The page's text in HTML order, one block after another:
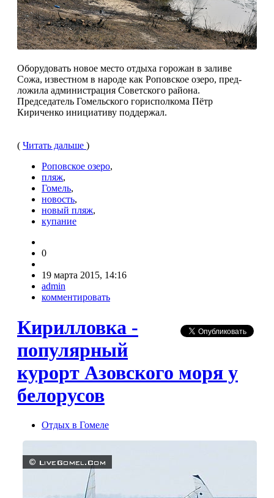
Оборудовать новое место отдыха горожан в заливе
Сожа, известном в народе как Роповское озеро, пред­
ложила администрация Советского района.
Председатель Гомельского горисполкома Пётр
Кириченко ини­циативу поддержал.
( Читать дальше )
Роповское озеро,
пляж,
Гомель,
новость,
новый пляж,
купание
0
19 марта 2015, 14:16
admin
комментировать
Кирилловка -
популярный
курорт Азовского моря у
белорусов
Отдых в Гомеле